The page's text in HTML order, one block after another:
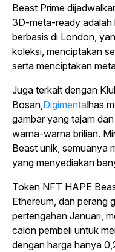
Beast Prime
3D-meta-ready adalah
berbasis di London,
koleksi, menciptakan
serta menciptakan
Juga terkait dengan
Bosan,Digimentalhas
gambar yang tajam
warna-warna brilian.
Beast unik, semuanya
yang menyediakan
Token NFT HAPE
Ethereum, dan perang
pertengahan Januari,
calon pembeli untuk
dengan harga hanya